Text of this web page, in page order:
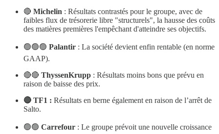
🔴 Michelin : Résultats contrastés pour le groupe, avec de
faibles flux de trésorerie libre "structurels", la hausse des coûts
des matières premières l'empêchant d'atteindre ses objectifs.
🟢🟢🟢 Palantir : La société devient enfin rentable (en norme
GAAP).
🔴🔴 ThyssenKrupp : Résultats moins bons que prévu en
raison de baisse des prix.
🔴 TF1 : Résultats en berne également en raison de l’arrêt de
Salto.
🟢🟢 Carrefour : Le groupe prévoit une nouvelle croissance